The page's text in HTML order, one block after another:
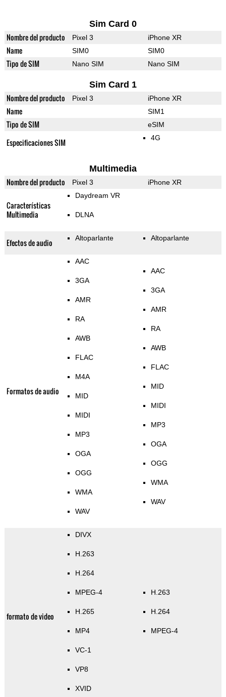
Sim Card 0
Nombre del producto Pixel 3 iPhone XR
Name SIM0 SIM0
Tipo de SIM Nano SIM Nano SIM
Sim Card 1
Nombre del producto Pixel 3 iPhone XR
Name SIM1
Tipo de SIM eSIM
Especificaciones SIM 4G
Multimedia
Nombre del producto Pixel 3 iPhone XR
Características
Multimedia
Daydream VR
DLNA
Efectos de audio Altoparlante Altoparlante
Formatos de audio
AAC
3GA
AMR
RA
AWB
FLAC
M4A
MID
MIDI
MP3
OGA
OGG
WMA
WAV
AAC
3GA
AMR
RA
AWB
FLAC
MID
MIDI
MP3
OGA
OGG
WMA
WAV
formato de video
DIVX
H.263
H.264
MPEG-4
H.265
MP4
VC-1
VP8
XVID
H.263
H.264
MPEG-4